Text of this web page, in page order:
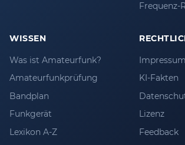
Frequenz-
WISSEN
Was ist Amateurfunk?
Amateurfunkprüfung
Bandplan
Funkgerät
Lexikon A-Z
Impressum
KI-Fakten
Lizenz
Feedback